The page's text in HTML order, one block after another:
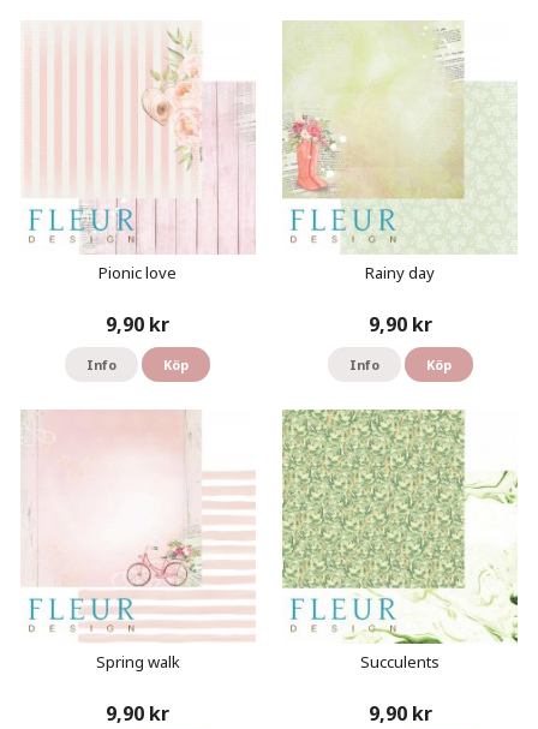
Pionic love
9,90 kr
Info Köp
Rainy day
9,90 kr
Info Köp
Spring walk
9,90 kr
Succulents
9,90 kr